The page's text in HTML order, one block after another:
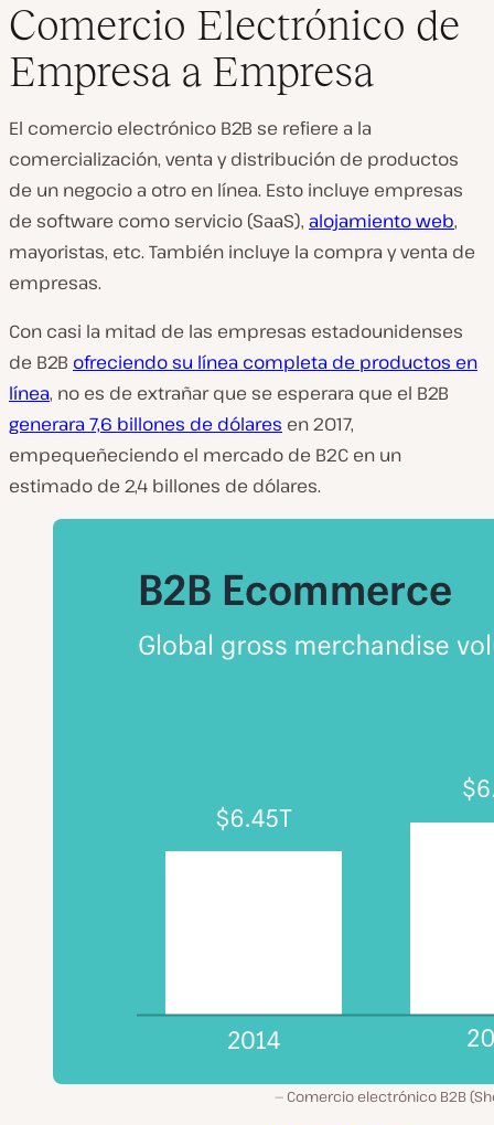
Comercio Electrónico de
Empresa a Empresa
El comercio electrónico B2B se refiere a la
comercialización, venta y distribución de productos
de un negocio a otro en línea. Esto incluye empresas
de software como servicio (SaaS), alojamiento web,
mayoristas, etc. También incluye la compra y venta de
empresas.
Con casi la mitad de las empresas estadounidenses
de B2B ofreciendo su línea completa de productos en
línea, no es de extrañar que se esperara que el B2B
generara 7,6 billones de dólares en 2017,
empequeñeciendo el mercado de B2C en un
estimado de 2,4 billones de dólares.
Comercio electrónico B2B